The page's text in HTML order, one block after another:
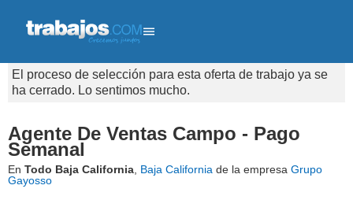
El proceso de selección para esta oferta de trabajo ya se
ha cerrado. Lo sentimos mucho.
Agente De Ventas Campo - Pago
Semanal
En Todo Baja California Baja California de la empresa Grupo
Gayosso